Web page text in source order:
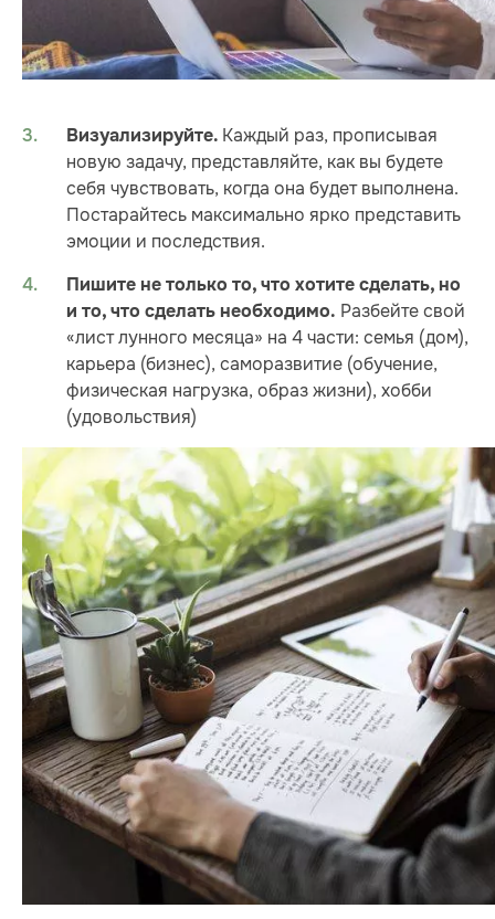
Визуализируйте. Каждый раз, прописывая
новую задачу, представляйте, как вы будете
себя чувствовать, когда она будет выполнена.
Постарайтесь максимально ярко представить
эмоции и последствия.
Пишите не только то, что хотите сделать, но
и то, что сделать необходимо. Разбейте свой
«лист лунного месяца» на 4 части: семья (дом),
карьера (бизнес), саморазвитие (обучение,
физическая нагрузка, образ жизни), хобби
(удовольствия)